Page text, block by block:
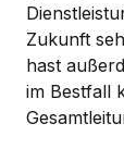
Zukunft
hast
im Bestfall